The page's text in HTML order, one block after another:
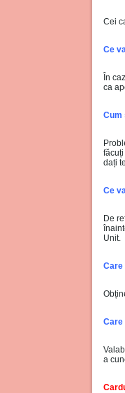
Cei
Ce
În
ca
Cum
dați
Ce
De
Unit.
Care
Care
a